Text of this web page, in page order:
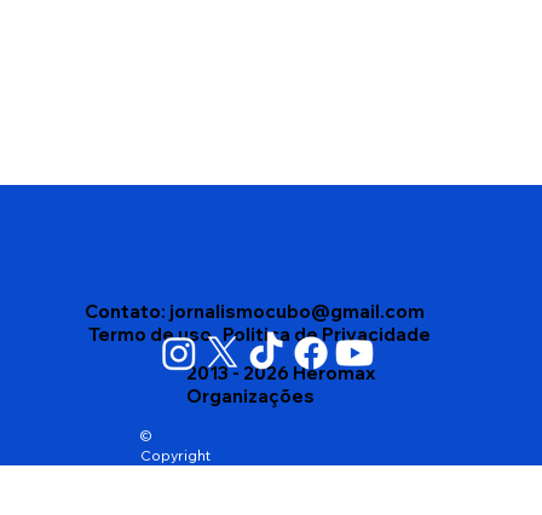
Edson Gomes segue internado após
Contato: jornalismocubo@gmail.com
Termo de uso Politica de Privacidade
©
Copyright
2013 - 2026 Heromax
Organizações